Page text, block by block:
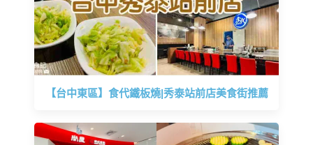
【台中東區】食代鐵板燒|秀泰站前店美食街推薦